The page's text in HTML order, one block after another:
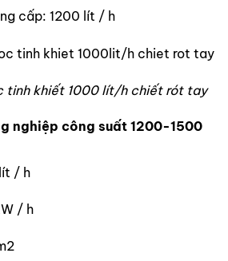
cấp: 1200 lít / h
tinh khiết 1000 lít/h chiết rót tay
nghiệp công suất 1200-1500
/ h
/ h